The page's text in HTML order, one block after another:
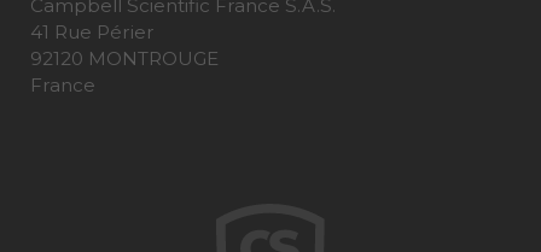
Campbell Scientific France S.A.S.
41 Rue Périer
92120 MONTROUGE
France